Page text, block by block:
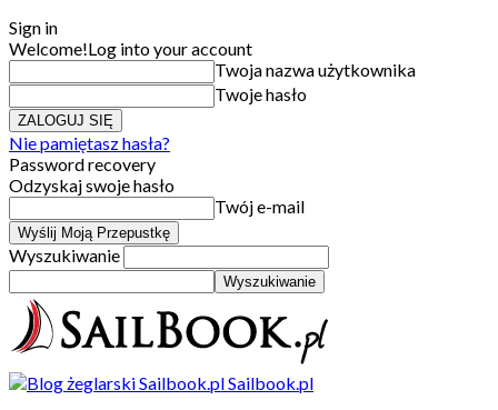
Sign in
Welcome!Log into your account
Twoja nazwa użytkownika
Twoje hasło
Nie pamiętasz hasła?
Password recovery
Odzyskaj swoje hasło
Twój e-mail
Wyszukiwanie
Sailbook.pl